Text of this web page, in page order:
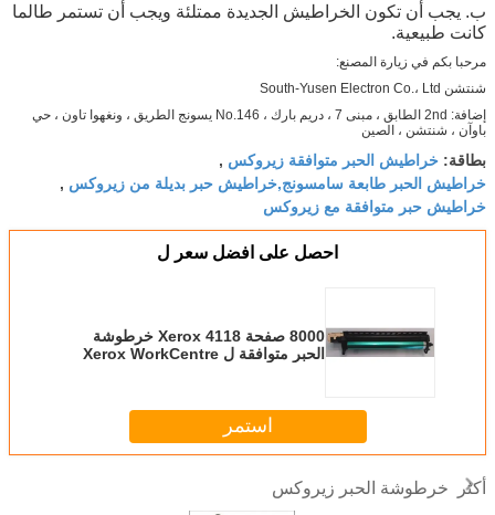
ب. يجب أن تكون الخراطيش الجديدة ممتلئة ويجب أن تستمر طالما
كانت طبيعية.
مرحبا بكم في زيارة المصنع:
شنتشن South-Yusen Electron Co.، Ltd
إضافة: 2nd الطابق ، مبنى 7 ، دريم بارك ، No.146 يسونج الطريق ، ونغهوا تاون ، حي
باوآن ، شنتشن ، الصين
بطاقة: خراطيش الحبر متوافقة زيروكس ,
خراطيش الحبر طابعة سامسونج,خراطيش حبر بديلة من زيروكس ,
خراطيش حبر متوافقة مع زيروكس
احصل على افضل سعر ل
8000 صفحة Xerox 4118 خرطوشة
الحبر متوافقة ل Xerox WorkCentre
استمر
أكثر خرطوشة الحبر زيروكس